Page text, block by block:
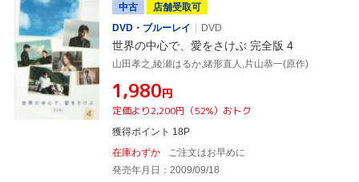
中古
店舗受取可
DVD・ブルーレイ
DVD
世界の中心で、愛をさけぶ 完全版 4
山田孝之,綾瀬はるか,緒形直人,片山恭一(原作)
¥1,980円
定価より2,200円（52%）おトク
獲得ポイント 18P
在庫わずか
ご注文はお早めに
発売年月日：2009/09/18